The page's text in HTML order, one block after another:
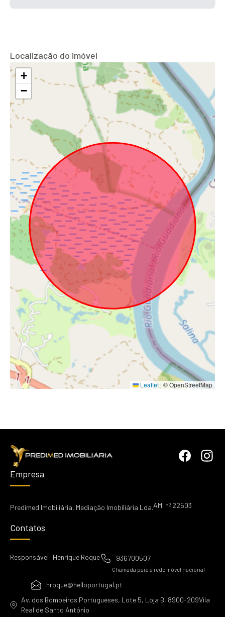
Localização do imóvel
+
−
Leaflet | © OpenStreetMap
Empresa
Predimed Imobiliária, Mediação Imobiliária Lda.AMI nº 22503
Contatos
Responsável: Henrique Roque 936700507
Chamada para a rede móvel nacional
hroque@helloportugal.pt
Av. dos Bombeiros Portugueses, Lote 5, Loja B, 8900-209Vila
Real de Santo António